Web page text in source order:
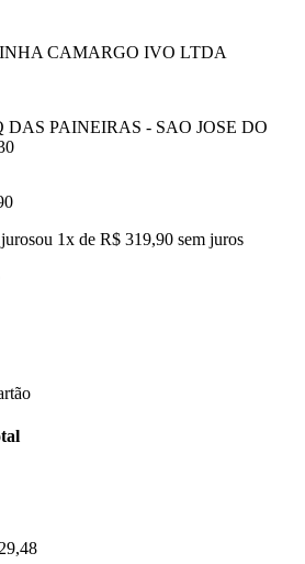
CAMARGO IVO LTDA
DAS PAINEIRAS - SAO JOSE DO
ou 1x de R$ 319,90 sem juros